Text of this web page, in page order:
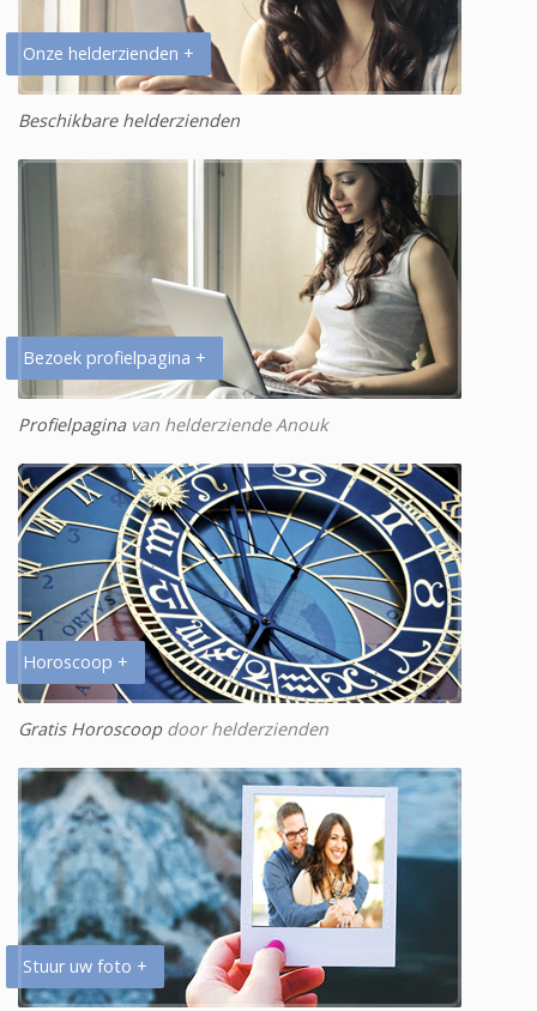
Onze helderzienden +
Beschikbare helderzienden
Bezoek profielpagina +
Profielpagina van helderziende Anouk
Horoscoop +
Gratis Horoscoopdoor helderzienden
Stuur uw foto +